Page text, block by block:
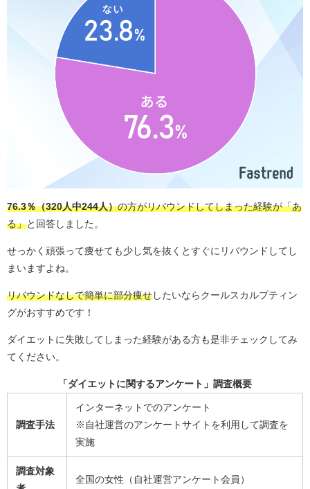
76.3％（320人中244人）の方がリバウンドしてしまった経験が「あ
る」と回答しました。
せっかく頑張って痩せても少し気を抜くとすぐにリバウンドしてし
まいますよね。
リバウンドなしで簡単に部分痩せしたいならクールスカルプティン
グがおすすめです！
ダイエットに失敗してしまった経験がある方も是非チェックしてみ
てください。
「ダイエットに関するアンケート」調査概要
調査手法
インターネットでのアンケート
※自社運営のアンケートサイトを利用して調査を
実施
調査対象
全国の女性（自社運営アンケート会員）